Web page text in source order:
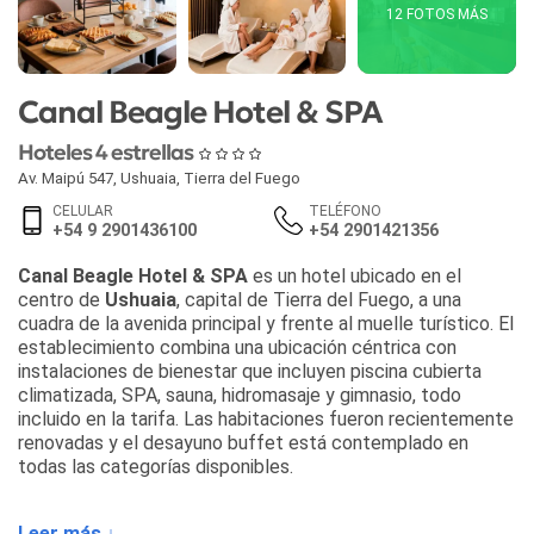
12 FOTOS MÁS
Canal Beagle Hotel & SPA
Hoteles 4 estrellas
Av. Maipú 547 Ushuaia Tierra del Fuego
CELULAR
+54 9 2901436100
TELÉFONO
+54 2901421356
Canal Beagle Hotel & SPA es un hotel ubicado en el
centro de Ushuaia, capital de Tierra del Fuego, a una
cuadra de la avenida principal y frente al muelle turístico. El
establecimiento combina una ubicación céntrica con
instalaciones de bienestar que incluyen piscina cubierta
climatizada, SPA, sauna, hidromasaje y gimnasio, todo
incluido en la tarifa. Las habitaciones fueron recientemente
renovadas y el desayuno buffet está contemplado en
todas las categorías disponibles.